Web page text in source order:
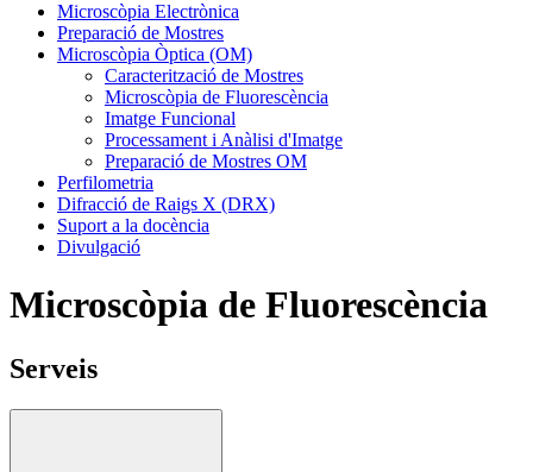
Microscòpia Electrònica
Preparació de Mostres
Microscòpia Òptica (OM)
Caracterització de Mostres
Microscòpia de Fluorescència
Imatge Funcional
Processament i Anàlisi d'Imatge
Preparació de Mostres OM
Perfilometria
Difracció de Raigs X (DRX)
Suport a la docència
Divulgació
Microscòpia de Fluorescència
Serveis